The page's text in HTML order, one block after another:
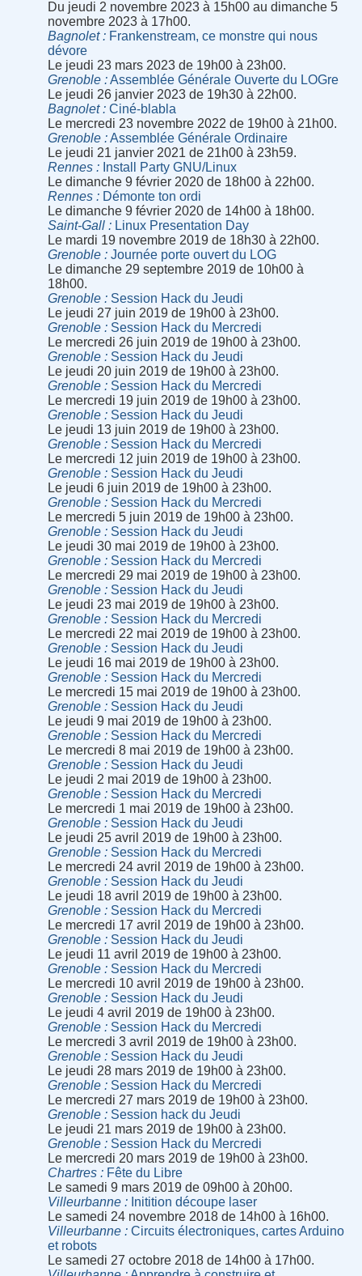
Du jeudi 2 novembre 2023 à 15h00 au dimanche 5
novembre 2023 à 17h00.
Bagnolet
Frankenstream, ce monstre qui nous
dévore
Le jeudi 23 mars 2023 de 19h00 à 23h00.
Grenoble
Assemblée Générale Ouverte du LOGre
Le jeudi 26 janvier 2023 de 19h30 à 22h00.
Bagnolet
Ciné-blabla
Le mercredi 23 novembre 2022 de 19h00 à 21h00.
Grenoble
Assemblée Générale Ordinaire
Le jeudi 21 janvier 2021 de 21h00 à 23h59.
Rennes
Install Party GNU/Linux
Le dimanche 9 février 2020 de 18h00 à 22h00.
Rennes
Démonte ton ordi
Le dimanche 9 février 2020 de 14h00 à 18h00.
Saint-Gall
Linux Presentation Day
Le mardi 19 novembre 2019 de 18h30 à 22h00.
Grenoble
Journée porte ouvert du LOG
Le dimanche 29 septembre 2019 de 10h00 à
18h00.
Grenoble
Session Hack du Jeudi
Le jeudi 27 juin 2019 de 19h00 à 23h00.
Grenoble
Session Hack du Mercredi
Le mercredi 26 juin 2019 de 19h00 à 23h00.
Grenoble
Session Hack du Jeudi
Le jeudi 20 juin 2019 de 19h00 à 23h00.
Grenoble
Session Hack du Mercredi
Le mercredi 19 juin 2019 de 19h00 à 23h00.
Grenoble
Session Hack du Jeudi
Le jeudi 13 juin 2019 de 19h00 à 23h00.
Grenoble
Session Hack du Mercredi
Le mercredi 12 juin 2019 de 19h00 à 23h00.
Grenoble
Session Hack du Jeudi
Le jeudi 6 juin 2019 de 19h00 à 23h00.
Grenoble
Session Hack du Mercredi
Le mercredi 5 juin 2019 de 19h00 à 23h00.
Grenoble
Session Hack du Jeudi
Le jeudi 30 mai 2019 de 19h00 à 23h00.
Grenoble
Session Hack du Mercredi
Le mercredi 29 mai 2019 de 19h00 à 23h00.
Grenoble
Session Hack du Jeudi
Le jeudi 23 mai 2019 de 19h00 à 23h00.
Grenoble
Session Hack du Mercredi
Le mercredi 22 mai 2019 de 19h00 à 23h00.
Grenoble
Session Hack du Jeudi
Le jeudi 16 mai 2019 de 19h00 à 23h00.
Grenoble
Session Hack du Mercredi
Le mercredi 15 mai 2019 de 19h00 à 23h00.
Grenoble
Session Hack du Jeudi
Le jeudi 9 mai 2019 de 19h00 à 23h00.
Grenoble
Session Hack du Mercredi
Le mercredi 8 mai 2019 de 19h00 à 23h00.
Grenoble
Session Hack du Jeudi
Le jeudi 2 mai 2019 de 19h00 à 23h00.
Grenoble
Session Hack du Mercredi
Le mercredi 1 mai 2019 de 19h00 à 23h00.
Grenoble
Session Hack du Jeudi
Le jeudi 25 avril 2019 de 19h00 à 23h00.
Grenoble
Session Hack du Mercredi
Le mercredi 24 avril 2019 de 19h00 à 23h00.
Grenoble
Session Hack du Jeudi
Le jeudi 18 avril 2019 de 19h00 à 23h00.
Grenoble
Session Hack du Mercredi
Le mercredi 17 avril 2019 de 19h00 à 23h00.
Grenoble
Session Hack du Jeudi
Le jeudi 11 avril 2019 de 19h00 à 23h00.
Grenoble
Session Hack du Mercredi
Le mercredi 10 avril 2019 de 19h00 à 23h00.
Grenoble
Session Hack du Jeudi
Le jeudi 4 avril 2019 de 19h00 à 23h00.
Grenoble
Session Hack du Mercredi
Le mercredi 3 avril 2019 de 19h00 à 23h00.
Grenoble
Session Hack du Jeudi
Le jeudi 28 mars 2019 de 19h00 à 23h00.
Grenoble
Session Hack du Mercredi
Le mercredi 27 mars 2019 de 19h00 à 23h00.
Grenoble
Session hack du Jeudi
Le jeudi 21 mars 2019 de 19h00 à 23h00.
Grenoble
Session Hack du Mercredi
Le mercredi 20 mars 2019 de 19h00 à 23h00.
Chartres
Fête du Libre
Le samedi 9 mars 2019 de 09h00 à 20h00.
Villeurbanne
Initition découpe laser
Le samedi 24 novembre 2018 de 14h00 à 16h00.
Villeurbanne
Circuits électroniques, cartes Arduino
et robots
Le samedi 27 octobre 2018 de 14h00 à 17h00.